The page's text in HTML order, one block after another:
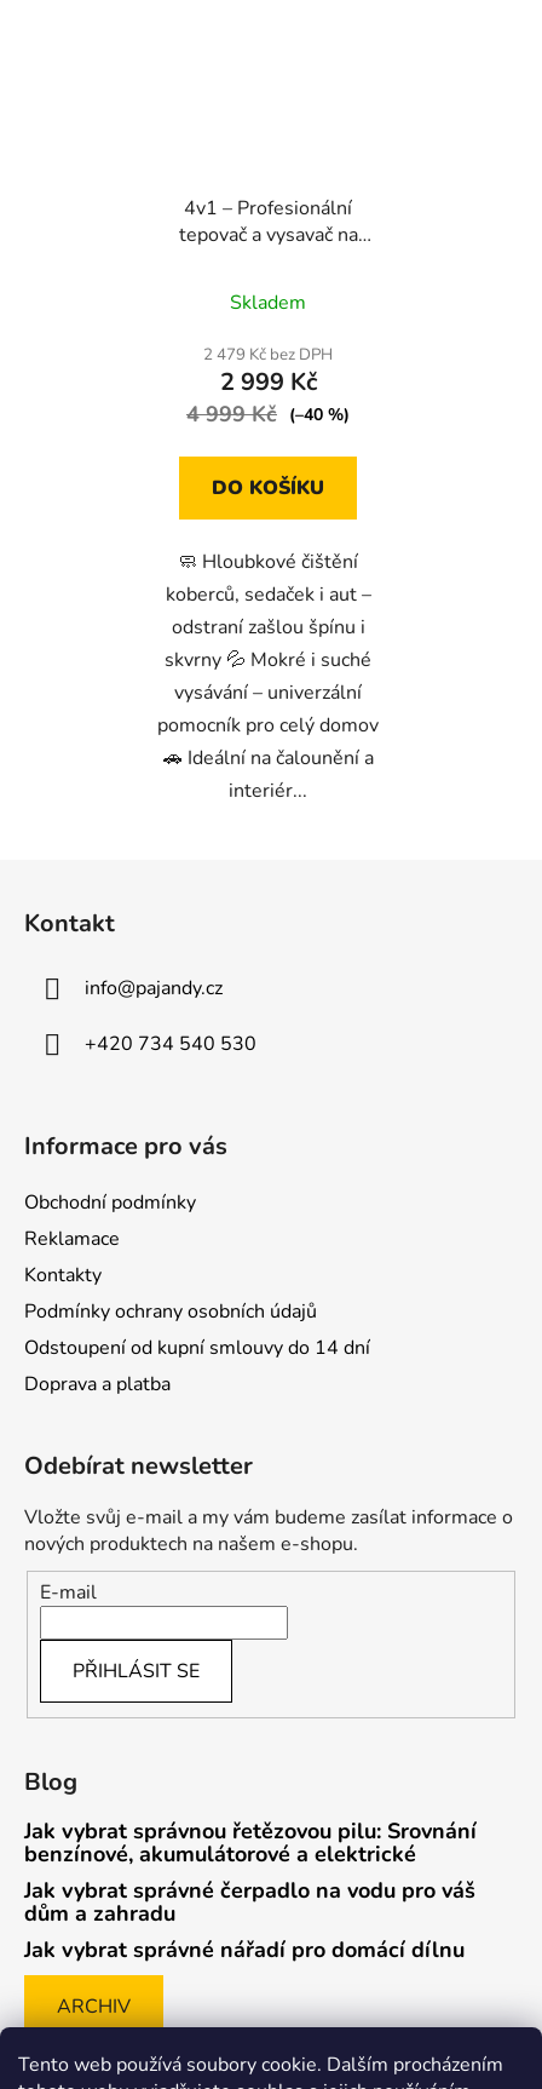
Tento web používá soubory cookie. Dalším procházením
4v1 – Profesionální
tepovač a vysavač na
HEPA | 20 L
hodnocení
produktu
je
5,0
5
Skladem
2 479 Kč bez DPH
2 999 Kč
4 999 Kč (–40 %)
DO KOŠÍKU
🧼 Hloubkové čištění
koberců, sedaček i aut –
odstraní zašlou špínu i
skvrny 💦 Mokré i suché
vysávání – univerzální
pomocník pro celý domov
🚗 Ideální na čalounění a
interiér...
Kontakt
info@pajandy.cz
+420 734 540 530
Informace pro vás
Obchodní podmínky
Reklamace
Kontakty
Podmínky ochrany osobních údajů
Odstoupení od kupní smlouvy do 14 dní
Doprava a platba
Odebírat newsletter
Vložte svůj e-mail a my vám budeme zasílat informace o
nových produktech na našem e-shopu.
E-mail
PŘIHLÁSIT SE
Blog
Jak vybrat správnou řetězovou pilu: Srovnání
benzínové, akumulátorové a elektrické
Jak vybrat správné čerpadlo na vodu pro váš
dům a zahradu
Jak vybrat správné nářadí pro domácí dílnu
ARCHIV